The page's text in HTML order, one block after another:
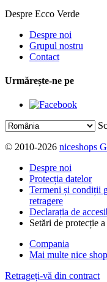
Despre Ecco Verde
Despre noi
Grupul nostru
Contact
Urmărește-ne pe
© 2010-2026 niceshops
Despre noi
Protecția datelor
Termeni și condiții
retragere
Declarația de
Setări de protecție
Compania
Mai multe nice
Retrageți-vă din contract